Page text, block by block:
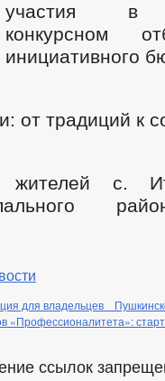
участия в
конкурсном
инициативного
от традиций к
жителей с.
для владельцев
«Профессионалитета»:
ссылок